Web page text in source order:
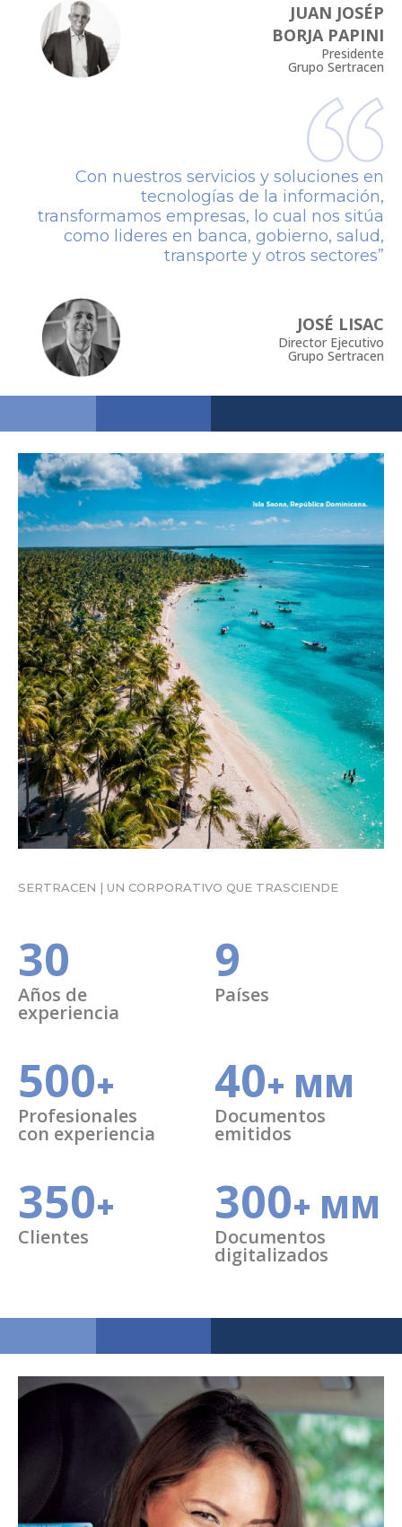
JUAN JOSÉP
BORJA PAPINI
Presidente
Grupo Sertracen
Con nuestros servicios y soluciones en
tecnologías de la información,
transformamos empresas, lo cual nos sitúa
como lideres en banca, gobierno, salud,
transporte y otros sectores”
JOSÉ LISAC
Director Ejecutivo
Grupo Sertracen
SERTRACEN | UN CORPORATIVO QUE TRASCIENDE
9
Países
30
Años de
experiencia
40+ MM
Documentos
emitidos
500+
Profesionales
con experiencia
300+ MM
Documentos
digitalizados
350+
Clientes